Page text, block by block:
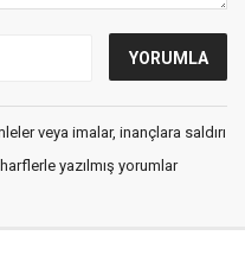
veya imalar, inançlara saldırı
yazılmış yorumlar